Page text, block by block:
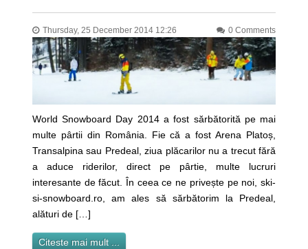
Thursday, 25 December 2014 12:26 0 Comments
World Snowboard Day 2014 a fost sărbătorită pe mai
multe pârtii din România. Fie că a fost Arena Platoș,
Transalpina sau Predeal, ziua plăcarilor nu a trecut fără
a aduce riderilor, direct pe pârtie, multe lucruri
interesante de făcut. În ceea ce ne privește pe noi, ski-
si-snowboard.ro, am ales să sărbătorim la Predeal,
alături de […]
Citeste mai mult ...